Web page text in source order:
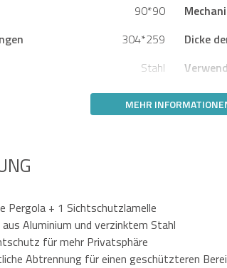
90*90
304*259 Dicke
Stahl
MEHR
Pergola + 1 Sichtschutzlamelle
Aluminium und verzinktem Stahl
für mehr Privatsphäre
Abtrennung für einen geschützteren